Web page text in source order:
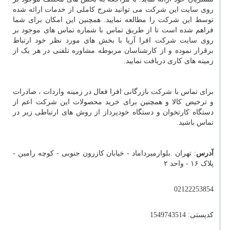
روی سایت این شرکت می توانید شرح کاملی از خدمات ارائه شده
توسط این شرکت را مطالعه نمایید. همچنین این امکان برای شما
فراهم شده است تا از طریق تماس با شماره تماس های موجود بر
روی سایت شرکت افرا آریا با بخش های مورد نظر خود ارتباط
برقرار نموده و از کارشناسان مربوطه مشاوره تلفنی در هر یک از
زمینه های کاری دریافت نمایید.
برای تماس با شرکت بازرگانی افرا فعال در زمینه واردات ، صادرات
و ترخیص کالا و همچنین برای خرید محصولات این شرکت اعم از
دستگاه کارتخوان و دستگاه خودپرداز از روش های ارتباطی زیر در
تماس باشید.
آدرس: تهران .بلوارمیرداماد - خیابان کازرون جنوبی - کوچه رامین -
پلاک ۱۶ - واحد ۲
02122253854
کدپستی: 1549743514